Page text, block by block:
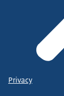
Privacy